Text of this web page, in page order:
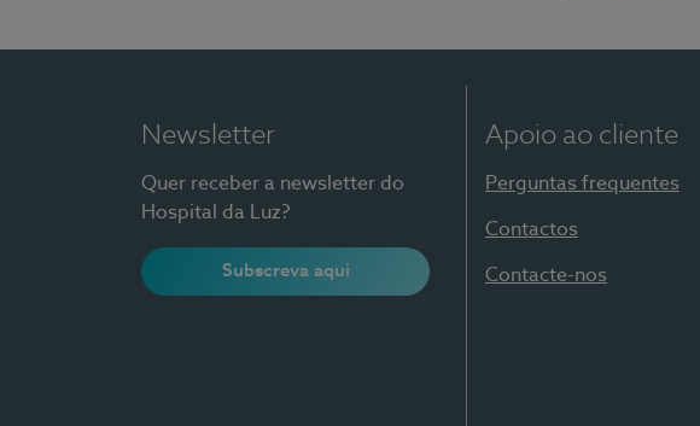
Newsletter
Quer receber a newsletter do
Hospital da Luz?
Subscreva aqui
Apoio ao cliente
Perguntas frequentes
Contactos
Contacte-nos